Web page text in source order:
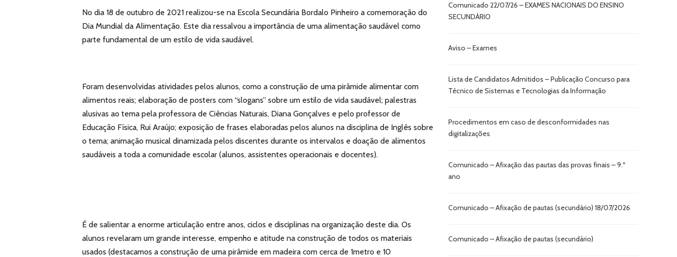
No dia 18 de outubro de 2021 realizou-se na Escola Secundária Bordalo Pinheiro a comemoração do
Dia Mundial da Alimentação. Este dia ressalvou a importância de uma alimentação saudável como
parte fundamental de um estilo de vida saudável.
Foram desenvolvidas atividades pelos alunos, como a construção de uma pirâmide alimentar com
alimentos reais; elaboração de posters com “slogans” sobre um estilo de vida saudável; palestras
alusivas ao tema pela professora de Ciências Naturais, Diana Gonçalves e pelo professor de
Educação Física, Rui Araújo; exposição de frases elaboradas pelos alunos na disciplina de Inglês sobre
o tema; animação musical dinamizada pelos discentes durante os intervalos e doação de alimentos
saudáveis a toda a comunidade escolar (alunos, assistentes operacionais e docentes).
É de salientar a enorme articulação entre anos, ciclos e disciplinas na organização deste dia. Os
alunos revelaram um grande interesse, empenho e atitude na construção de todos os materiais
usados (destacamos a construção de uma pirâmide em madeira com cerca de 1metro e 10
Comunicado 22/07/26 – EXAMES NACIONAIS DO ENSINO
SECUNDÁRIO
Aviso – Exames
Lista de Candidatos Admitidos – Publicação Concurso para
Técnico de Sistemas e Tecnologias da Informação
Procedimentos em caso de desconformidades nas
digitalizações
Comunicado – Afixação das pautas das provas finais – 9.º
ano
Comunicado – Afixação de pautas (secundário) 18/07/2026
Comunicado – Afixação de pautas (secundário)